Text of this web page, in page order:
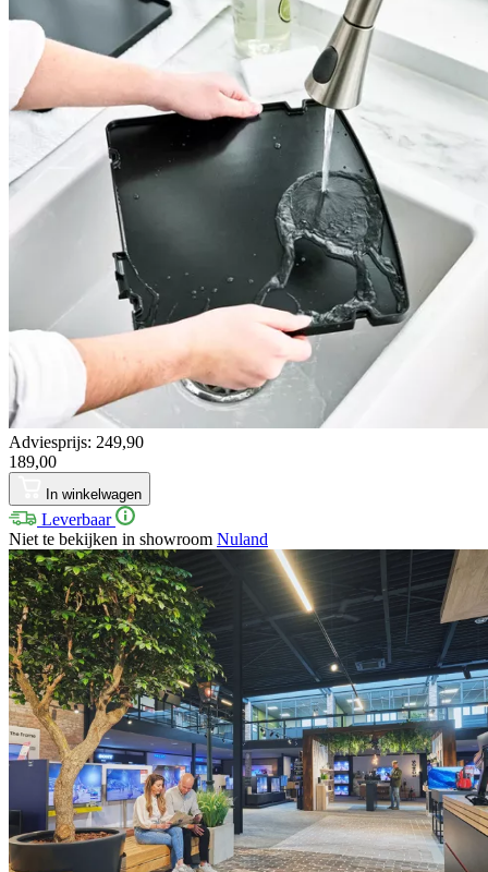
Adviesprijs: 249,90
189,00
In winkelwagen
Leverbaar
Niet te bekijken in showroom Nuland